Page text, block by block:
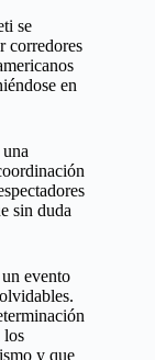
se
corredores
en
sin duda
evento
los
y que